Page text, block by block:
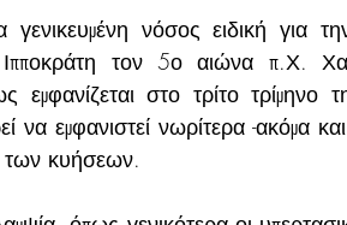
γενικευμένη νόσος ειδική για
τον 5ο αιώνα π.Χ.
εμφανίζεται στο τρίτο
να εμφανιστεί νωρίτερα -ακόμα
των κυήσεων.